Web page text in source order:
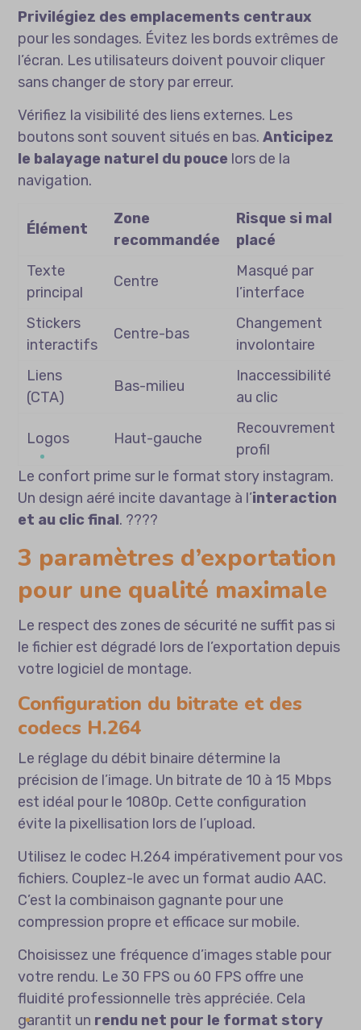
Privilégiez des emplacements centraux
pour les sondages. Évitez les bords extrêmes de
l’écran. Les utilisateurs doivent pouvoir cliquer
sans changer de story par erreur.
Vérifiez la visibilité des liens externes. Les
boutons sont souvent situés en bas.Anticipez
le balayage naturel du pouce lors de la
navigation.
Élément
Zone
recommandée
Risque si mal
placé
Texte
principal
Centre
Masqué par
l’interface
Stickers
interactifs
Centre-bas
Changement
involontaire
Liens
(CTA)
Bas-milieu
Inaccessibilité
au clic
Logos Haut-gauche
Recouvrement
profil
Le confort prime sur le format story instagram.
Un design aéré incite davantage à l’interaction
et au clic final. ????
3 paramètres d’exportation
pour une qualité maximale
Le respect des zones de sécurité ne suffit pas si
le fichier est dégradé lors de l’exportation depuis
votre logiciel de montage.
Configuration du bitrate et des
codecs H.264
Le réglage du débit binaire détermine la
précision de l’image. Un bitrate de 10 à 15 Mbps
est idéal pour le 1080p. Cette configuration
évite la pixellisation lors de l’upload.
Utilisez le codec H.264 impérativement pour vos
fichiers. Couplez-le avec un format audio AAC.
C’est la combinaison gagnante pour une
compression propre et efficace sur mobile.
Choisissez une fréquence d’images stable pour
votre rendu. Le 30 FPS ou 60 FPS offre une
fluidité professionnelle très appréciée. Cela
garantit un rendu net pour le format story